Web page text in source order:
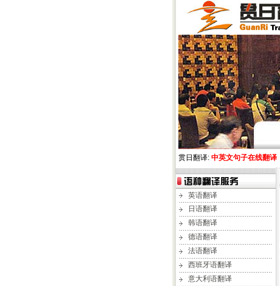
贯日翻译: 中英文句子在线翻译
英语翻译
日语翻译
韩语翻译
德语翻译
法语翻译
西班牙语翻译
意大利语翻译